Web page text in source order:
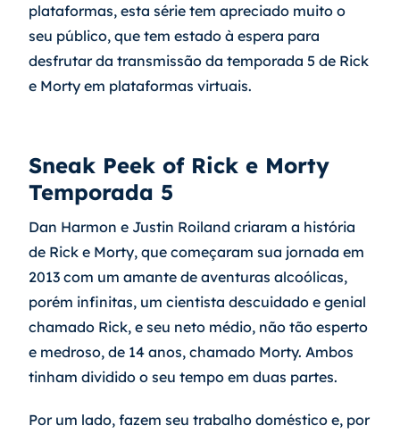
plataformas, esta série tem apreciado muito o
seu público, que tem estado à espera para
desfrutar da transmissão da temporada 5 de Rick
e Morty em plataformas virtuais.
Sneak Peek of Rick e Morty
Temporada 5
Dan Harmon e Justin Roiland criaram a história
de Rick e Morty, que começaram sua jornada em
2013 com um amante de aventuras alcoólicas,
porém infinitas, um cientista descuidado e genial
chamado Rick, e seu neto médio, não tão esperto
e medroso, de 14 anos, chamado Morty. Ambos
tinham dividido o seu tempo em duas partes.
Por um lado, fazem seu trabalho doméstico e, por